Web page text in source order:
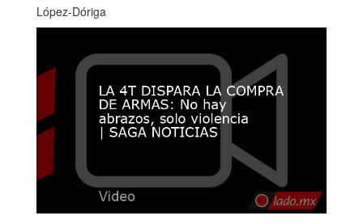
López-Dóriga